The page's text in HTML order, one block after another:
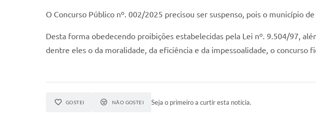
O Concurso Público nº. 002/2025 precisou ser suspenso, pois o município
Desta forma obedecendo proibições estabelecidas pela Lei nº. 9.504/97,
dentre eles o da moralidade, da eficiência e da impessoalidade, o concurso
GOSTEI NÃO GOSTEI Seja o primeiro a curtir esta notícia.